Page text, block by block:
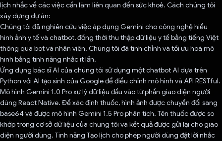
lịch nhắc về các việc cần làm liên quan đến sức khoẻ. Cách chúng tôi
xây dựng dự án:
Chúng tôi đã nghiên cứu việc áp dụng Gemini cho công nghệ hiểu
hình ảnh y tế và chatbot, đồng thời thu thập dữ liệu y tế bằng tiếng Việt
thông qua bot và nhân viên. Chúng tôi đã tinh chỉnh và tối ưu hoá mô
hình bằng tính năng nhắc ít lần.
Ứng dụng bác sĩ AI của chúng tôi sử dụng một chatbot AI dựa trên
Python với AI tạo sinh của Google để điều chỉnh mô hình và API RESTful.
Mô hình Gemini 1.0 Pro xử lý dữ liệu đầu vào từ phần giao diện người
dùng React Native. Để xác định thuốc, hình ảnh được chuyển đổi sang
base64 và được mô hình Gemini 1.5 Pro phân tích. Tên thuốc được so
khớp trong cơ sở dữ liệu của chúng tôi và kết quả được gửi lại cho giao
diện người dùng. Tính năng Tạo lịch cho phép người dùng đặt lời nhắc